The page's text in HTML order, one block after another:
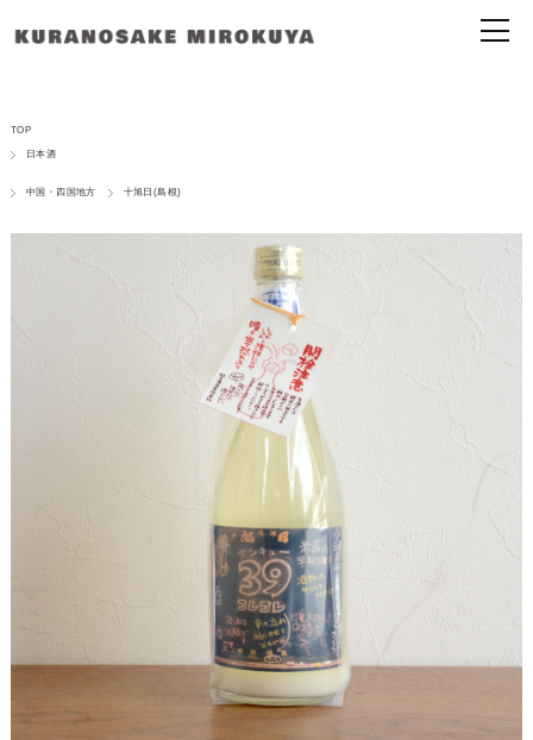
TOP
日本酒
中国・四国地方 十旭日(島根)